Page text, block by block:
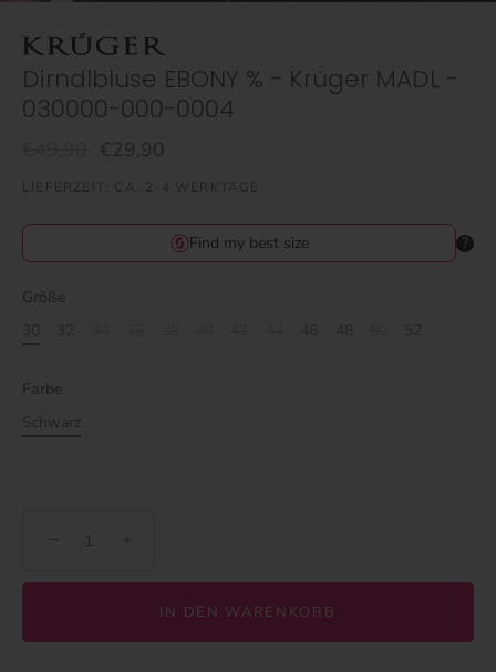
Dirndlbluse EBONY % - Krüger MADL -
030000-000-0004
€29,90
LIEFERZEIT: CA. 2-4 WERKTAGE
Größe
30
Farbe
Schwarz
−
IN DEN WARENKORB